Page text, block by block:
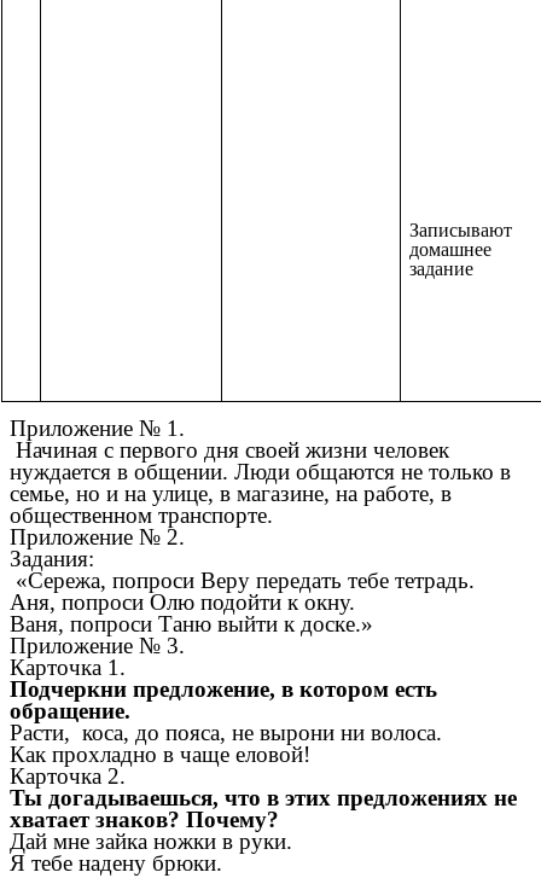
Записывают
домашнее
задание
Приложение № 1.
Начиная с первого дня своей жизни человек
нуждается в общении. Люди общаются не только в
семье, но и на улице, в магазине, на работе, в
общественном транспорте.
Приложение № 2.
Задания:
«Сережа, попроси Веру передать тебе тетрадь.
Аня, попроси Олю подойти к окну.
Ваня, попроси Таню выйти к доске.»
Приложение № 3.
Карточка 1.
Подчеркни предложение, в котором есть
обращение.
Расти, коса, до пояса, не вырони ни волоса.
Как прохладно в чаще еловой!
Карточка 2.
Ты догадываешься, что в этих предложениях не
хватает знаков? Почему?
Дай мне зайка ножки в руки.
Я тебе надену брюки.